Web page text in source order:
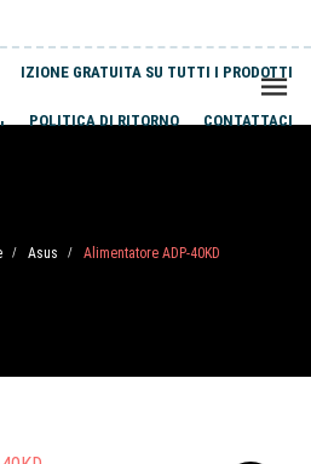
GRATUITA SU TUTTI I PRODOTTI
POLITICA DI RITORNO CONTATTACI
/ Asus / Alimentatore ADP-40KD